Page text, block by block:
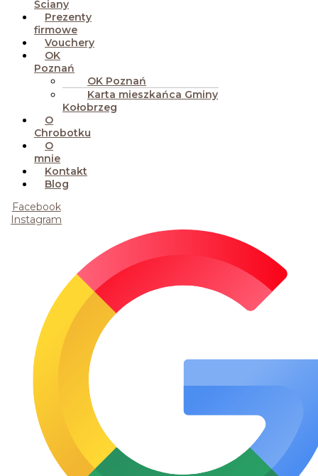
Ściany
Prezenty
firmowe
Vouchery
OK
Poznań
OK Poznań
Karta mieszkańca Gminy
Kołobrzeg
O
Chrobotku
O
mnie
Kontakt
Blog
Facebook
Instagram